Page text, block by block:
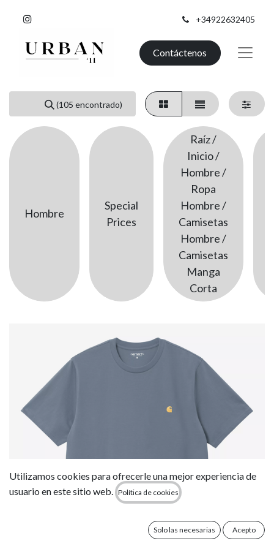
+34922632405
Contáctenos
(105 encontrado)
Hombre
Special
Prices
Raíz /
Inicio /
Hombre /
Ropa
Hombre /
Camisetas
Hombre /
Camisetas
Manga
Corta
Utilizamos cookies para ofrecerle una mejor experiencia de
usuario en este sitio web.
Política de cookies
Solo las necesarias Acepto